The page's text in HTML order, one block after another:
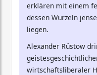
erklären mit einem
dessen Wurzeln
liegen.
Alexander Rüstow
wirtschaftsliberaler